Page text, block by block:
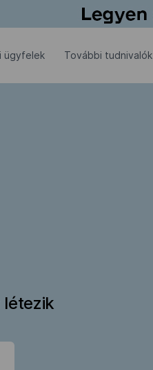
ügyfelek További tudnivalók
létezik